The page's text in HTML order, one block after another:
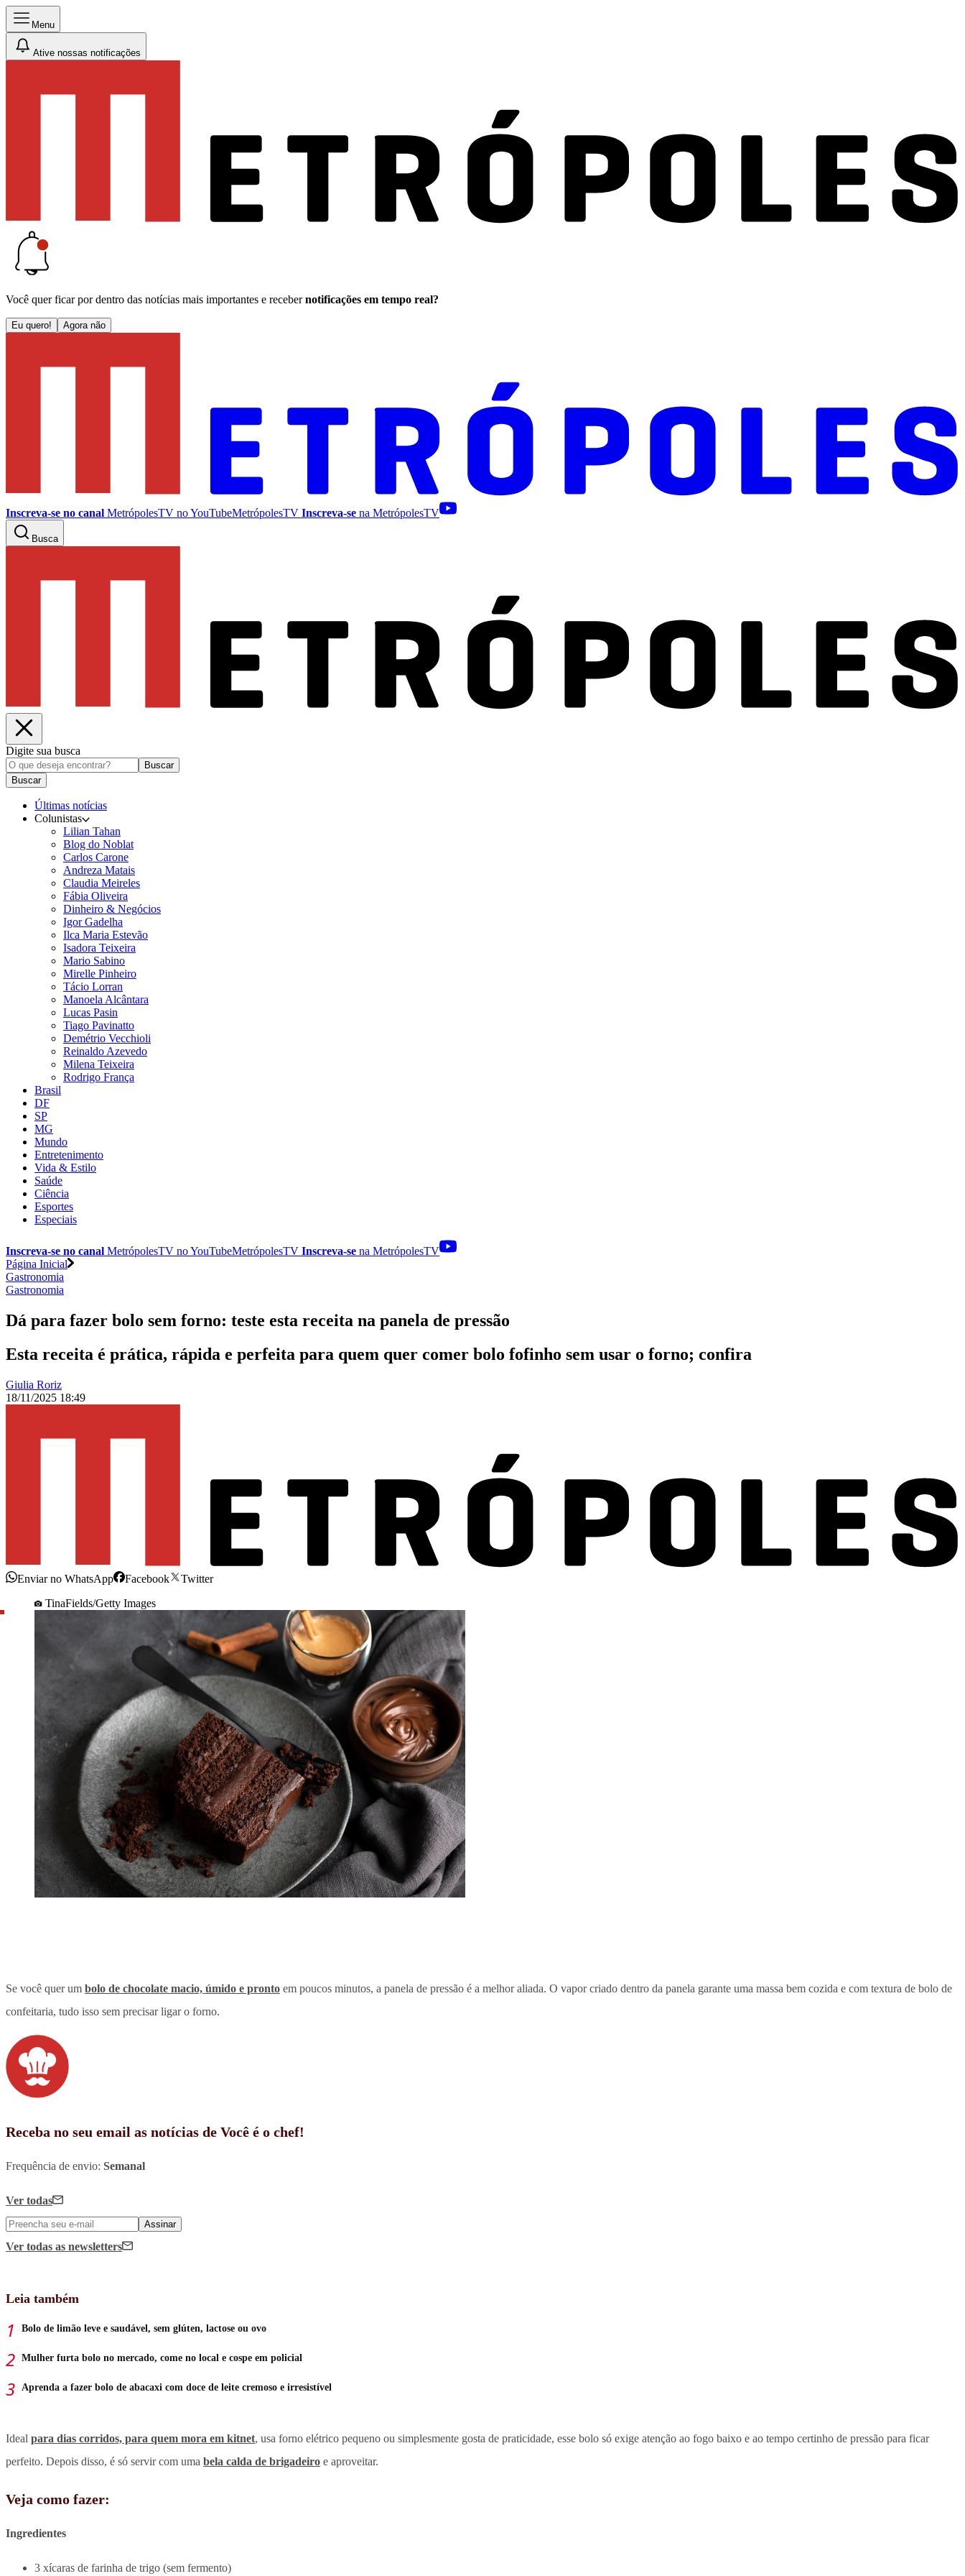
Menu
Ative nossas notificações
Você quer ficar por dentro das notícias mais importantes e receber notificações em tempo real?
Eu quero! Agora não
Inscreva-se no canal MetrópolesTV noYouTubeMetrópolesTV Inscreva-se na MetrópolesTV
Busca
Digite sua busca
Buscar
Buscar
Últimas notícias
Colunistas
Lilian Tahan
Blog do Noblat
Carlos Carone
Andreza Matais
Claudia Meireles
Fábia Oliveira
Dinheiro & Negócios
Igor Gadelha
Ilca Maria Estevão
Isadora Teixeira
Mario Sabino
Mirelle Pinheiro
Tácio Lorran
Manoela Alcântara
Lucas Pasin
Tiago Pavinatto
Demétrio Vecchioli
Reinaldo Azevedo
Milena Teixeira
Rodrigo França
Brasil
DF
SP
MG
Mundo
Entretenimento
Vida & Estilo
Saúde
Ciência
Esportes
Especiais
Inscreva-se no canal MetrópolesTV noYouTubeMetrópolesTV Inscreva-se na MetrópolesTV
Página Inicial
Gastronomia
Gastronomia
Dá para fazer bolo sem forno: teste esta receita na panela de pressão
Esta receita é prática, rápida e perfeita para quem quer comer bolo fofinho sem usar o forno; confira
Giulia Roriz
18/11/2025 18:49
Enviar no WhatsApp Facebook
Twitter
TinaFields/Getty Images
Se você quer um bolo de chocolate macio, úmido e pronto em poucos minutos, a panela de pressão é a melhor aliada. O vapor criado dentro da panela garante uma massa bem cozida e com textura de bolo de
confeitaria, tudo isso sem precisar ligar o forno.
Receba no seu email as notícias de Você é o chef!
Frequência de envio: Semanal
Ver todas
Assinar
Ver todas as newsletters
Leia também
Bolo de limão leve e saudável, sem glúten, lactose ou ovo
Mulher furta bolo no mercado, come no local e cospe em policial
Aprenda a fazer bolo de abacaxi com doce de leite cremoso e irresistível
Ideal para dias corridos, para quem mora em kitnet, usa forno elétrico pequeno ou simplesmente gosta de praticidade, esse bolo só exige atenção ao fogo baixo e ao tempo certinho de pressão para ficar
perfeito. Depois disso, é só servir com uma bela calda de brigadeiro e aproveitar.
Veja como fazer:
Ingredientes
3 xícaras de farinha de trigo (sem fermento)